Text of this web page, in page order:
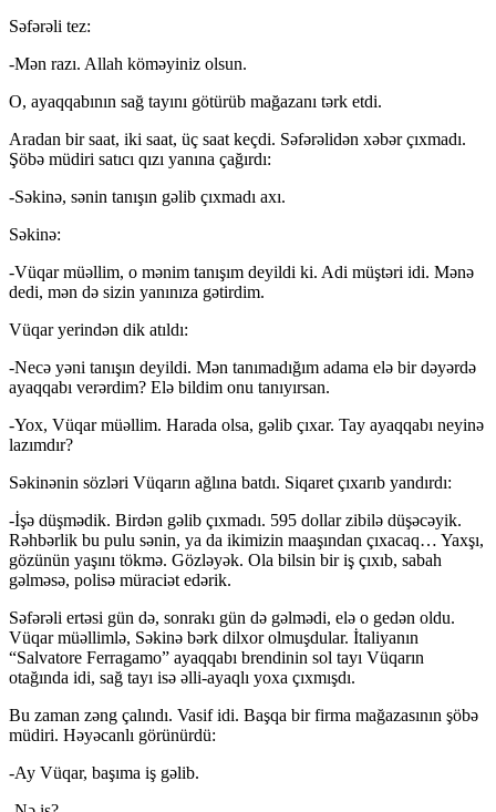
Səfərəli tez:
-Mən razı. Allah köməyiniz olsun.
O, ayaqqabının sağ tayını götürüb mağazanı tərk etdi.
Aradan bir saat, iki saat, üç saat keçdi. Səfərəlidən xəbər çıxmadı.
Şöbə müdiri satıcı qızı yanına çağırdı:
-Səkinə, sənin tanışın gəlib çıxmadı axı.
Səkinə:
-Vüqar müəllim, o mənim tanışım deyildi ki. Adi müştəri idi. Mənə
dedi, mən də sizin yanınıza gətirdim.
Vüqar yerindən dik atıldı:
-Necə yəni tanışın deyildi. Mən tanımadığım adama elə bir dəyərdə
ayaqqabı verərdim? Elə bildim onu tanıyırsan.
-Yox, Vüqar müəllim. Harada olsa, gəlib çıxar. Tay ayaqqabı neyinə
lazımdır?
Səkinənin sözləri Vüqarın ağlına batdı. Siqaret çıxarıb yandırdı:
-İşə düşmədik. Birdən gəlib çıxmadı. 595 dollar zibilə düşəcəyik.
Rəhbərlik bu pulu sənin, ya da ikimizin maaşından çıxacaq… Yaxşı,
gözünün yaşını tökmə. Gözləyək. Ola bilsin bir iş çıxıb, sabah
gəlməsə, polisə müraciət edərik.
Səfərəli ertəsi gün də, sonrakı gün də gəlmədi, elə o gedən oldu.
Vüqar müəllimlə, Səkinə bərk dilxor olmuşdular. İtaliyanın
“Salvatore Ferragamo” ayaqqabı brendinin sol tayı Vüqarın
otağında idi, sağ tayı isə əlli-ayaqlı yoxa çıxmışdı.
Bu zaman zəng çalındı. Vasif idi. Başqa bir firma mağazasının şöbə
müdiri. Həyəcanlı görünürdü:
-Ay Vüqar, başıma iş gəlib.